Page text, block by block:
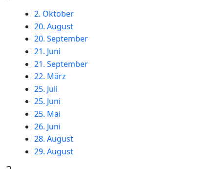
2. Oktober
20. August
20. September
21. Juni
21. September
22. März
25. Juli
25. Juni
25. Mai
26. Juni
28. August
29. August